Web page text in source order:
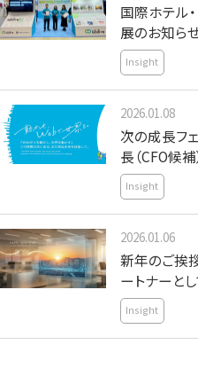
国際ホテル
展のお知ら
Insight
2026.01.08
次の成長フ
長（CFO候
Insight
2026.01.06
新年のご挨
ートナーと
Insight